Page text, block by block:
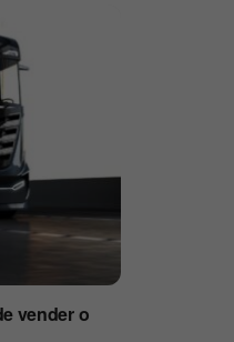
vender o